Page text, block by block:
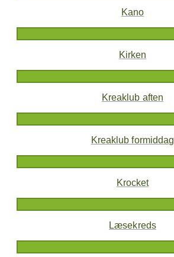
Kano
Kirken
Kreaklub aften
Kreaklub formiddag
Krocket
Læsekreds